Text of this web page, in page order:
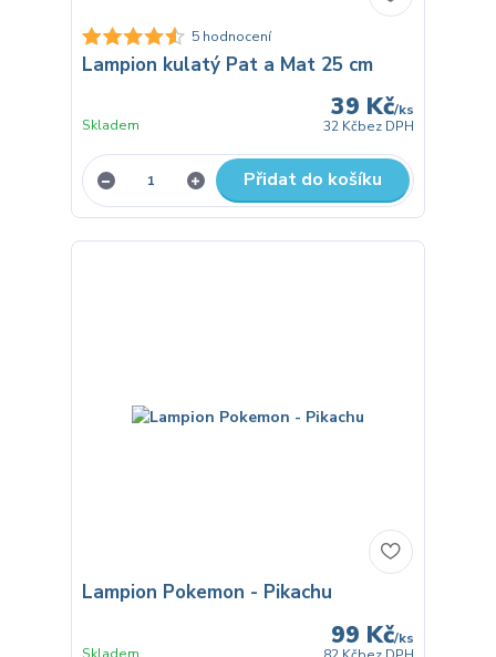
5 hodnocení
Lampion kulatý Pat a Mat 25 cm
39 Kč/ks
32 Kčbez DPH
Skladem
Přidat do košíku
Lampion Pokemon - Pikachu
99 Kč/ks